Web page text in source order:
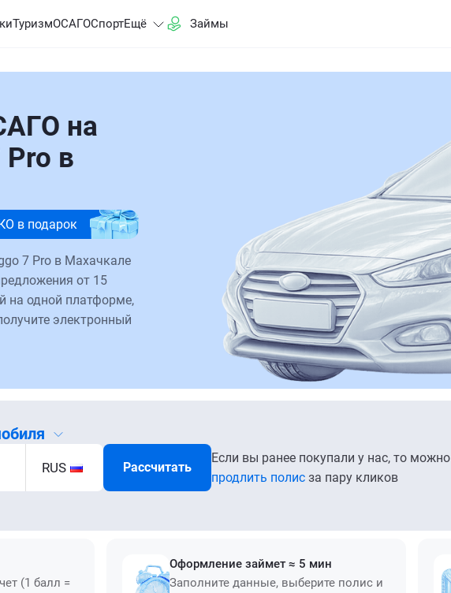
ТуризмОСАГОСпортЕщё Займы
на
Pro в
в подарок
7 Pro в Махачкале
от 15
на одной платформе,
электронный
RUS Рассчитать
Если вы ранее покупали у нас, то можно
продлить полис за пару кликов
(1 балл =
Оформление займет ≈ 5 мин
Заполните данные, выберите полис и